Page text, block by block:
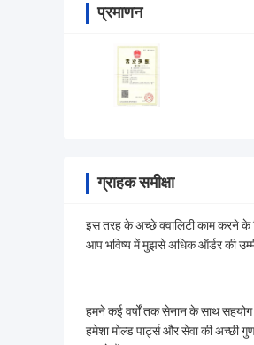
प्रमाणन
ग्राहक समीक्षा
इस तरह के अच्छे क्वालिटी काम करने के
आप भविष्य में मुझसे अधिक ऑर्डर की
हमने कई वर्षों तक सेनान के साथ
हमेशा मोल्ड पार्ट्स और सेवा की अच्छी